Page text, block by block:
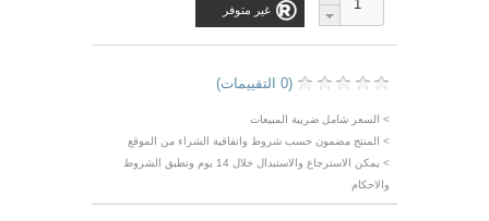
غير متوفر
(0 التقييمات)
> السعر شامل ضريبة المبيعات
> المنتج مضمون حسب شروط واتفاقية الشراء من الموقع
> يمكن الاسترجاع والاستبدال خلال 14 يوم وتطبق الشروط
والاحكام